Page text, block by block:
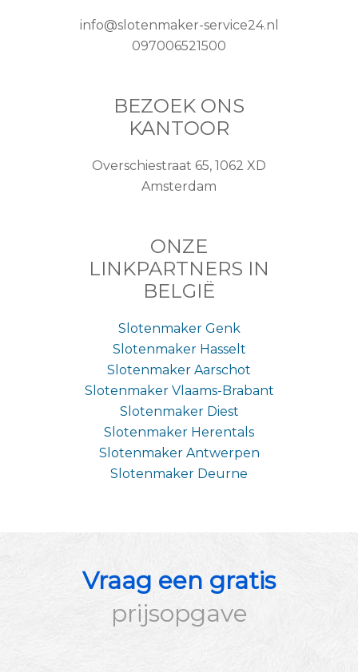
info@slotenmaker-service24.nl
097006521500
BEZOEK ONS
KANTOOR
Overschiestraat 65, 1062 XD
Amsterdam
ONZE
LINKPARTNERS IN
BELGIË
Slotenmaker Genk
Slotenmaker Hasselt
Slotenmaker Aarschot
Slotenmaker Vlaams-Brabant
Slotenmaker Diest
Slotenmaker Herentals
Slotenmaker Antwerpen
Slotenmaker Deurne
Vraag een gratis
prijsopgave